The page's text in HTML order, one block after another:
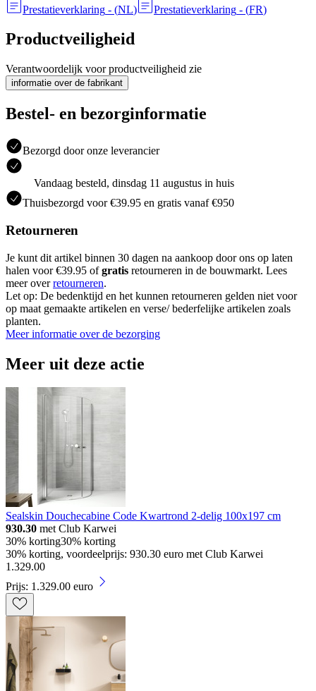
Prestatieverklaring - (NL) Prestatieverklaring - (FR)
Productveiligheid
Verantwoordelijk voor productveiligheid zie
informatie over de fabrikant
Bestel- en bezorginformatie
Bezorgd door onze leverancier
Vandaag besteld, dinsdag 11 augustus in huis
Thuisbezorgd voor €39.95 en gratis vanaf €950
Retourneren
Je kunt dit artikel binnen 30 dagen na aankoop door ons op laten
halen voor €39.95 ofgratis retourneren in de bouwmarkt. Lees
meer overretourneren.
Let op: De bedenktijd en het kunnen retourneren gelden niet voor
op maat gemaakte artikelen en verse/ bederfelijke artikelen zoals
planten.
Meer informatie over de bezorging
Meer uit deze actie
Sealskin Douchecabine Code Kwartrond 2-delig 100x197 cm
930.30 met Club Karwei
30% korting30% korting
30% korting, voordeelprijs: 930.30 euro met Club Karwei
1.329.00
Prijs: 1.329.00 euro